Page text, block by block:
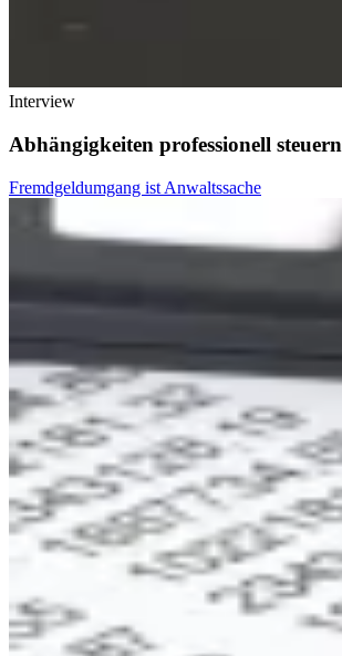
Interview
Abhängigkeiten professionell steuern
Fremdgeldumgang ist Anwaltssache